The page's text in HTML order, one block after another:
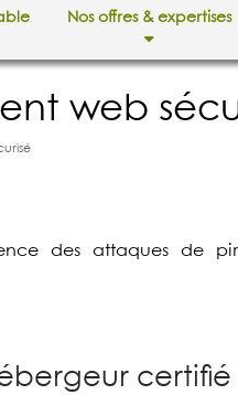
Nos offres & expertises
web
des attaques de
certifié